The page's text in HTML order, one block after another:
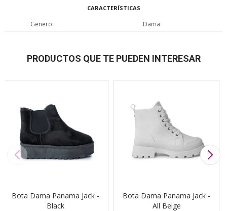
CARACTERÍSTICAS
Genero Dama
PRODUCTOS QUE TE PUEDEN INTERESAR
Bota Dama Panama Jack -
Black
Bota Dama Panama Jack -
All Beige